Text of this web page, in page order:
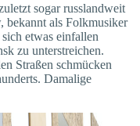
sogar russlandweit
als Folkmusiker
etwas einfallen
zu unterstreichen.
Straßen schmücken
Damalige